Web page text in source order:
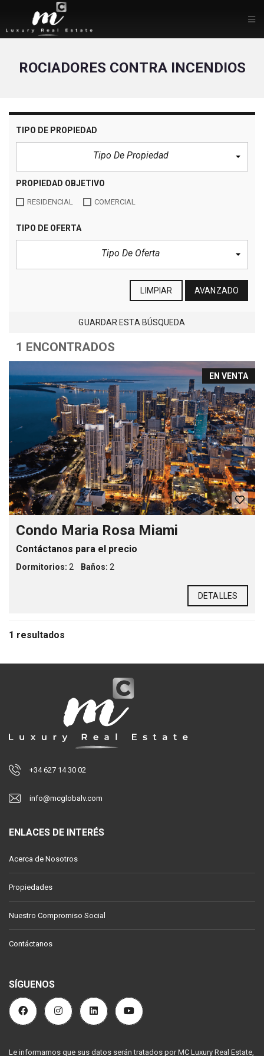
ROCIADORES CONTRA INCENDIOS
TIPO DE PROPIEDAD
Tipo De Propiedad
PROPIEDAD OBJETIVO
RESIDENCIAL COMERCIAL
TIPO DE OFERTA
Tipo De Oferta
LIMPIAR AVANZADO
GUARDAR ESTA BÚSQUEDA
1 ENCONTRADOS
EN VENTA
Condo Maria Rosa Miami
Contáctanos para el precio
Dormitorios: 2 Baños: 2
DETALLES
1 resultados
+34 627 14 30 02
info@mcglobalv.com
ENLACES DE INTERÉS
Acerca de Nosotros
Propiedades
Nuestro Compromiso Social
Contáctanos
SÍGUENOS
Le informamos que sus datos serán tratados por MC Luxury Real Estate,